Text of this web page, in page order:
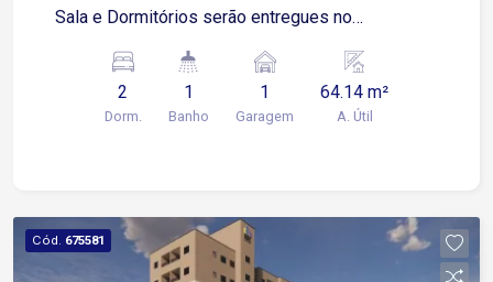
Sala e Dormitórios serão entregues no
Apartamento possui 01 Vaga de Garagem
Descoberta e Fixa para um veículo de pequeno
ou médio porte Condomínio: torre única, 2
2
Dorm.
1
Banho
1
Garagem
64.14 m²
A. Útil
Cód. 675581